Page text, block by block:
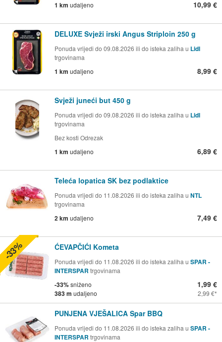
1 km udaljeno 10,99 €
DELUXE Svježi irski Angus Striploin 250 g
Ponuda vrijedi do 09.08.2026 ili do isteka zaliha u Lidl
trgovinama
1 km udaljeno 8,99 €
Svježi juneći but 450 g
Ponuda vrijedi do 09.08.2026 ili do isteka zaliha u Lidl
trgovinama
Bez kosti Odrezak
1 km udaljeno 6,89 €
Teleća lopatica SK bez podlaktice
Ponuda vrijedi do 11.08.2026 ili do isteka zaliha u NTL
trgovinama
2 km udaljeno 7,49 €
ĆEVAPČIĆI Kometa
Ponuda vrijedi do 11.08.2026 ili do isteka zaliha u SPAR -
INTERSPAR trgovinama
-33%sniženo
383 m udaljeno
1,99 €
2,99 €
-33%
PUNJENA VJEŠALICA Spar BBQ
Ponuda vrijedi do 11.08.2026 ili do isteka zaliha u SPAR -
INTERSPAR trgovinama